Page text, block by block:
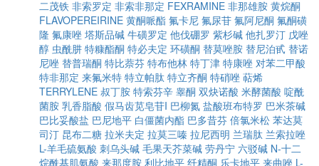
二茂铁 非索罗定 非索非那定 FEXRAMINE 非那雄胺 黄烷酮
FLAVOPEREIRINE 黄酮哌酯 氟卡尼 氟尿苷 氟阿尼酮 氟酮磺
隆 氟康唑 塔斯品碱 牛磺罗定 他伐硼罗 紫杉碱 他扎罗汀 戊唑
醇 虫酰肼 特糠酯酮 特必夫定 环磺酮 替莫唑胺 替尼泊甙 替诺
尼唑 替普瑞酮 特比萘芬 特布他林 特丁津 特康唑 对苯二甲酸
特非那定 来氟米特 特立帕肽 特立齐酮 特硝唑 萜烯
TERRYLENE 叔丁胺 特索芬辛 睾酮 双炔诺酸 米酵菌酸 啶酰
菌胺 乳香脂酸 假马齿苋皂苷I 巴柳氮 盐酸班布特罗 巴米茶碱
巴比妥酸盐 巴尼地平 白僵菌内酯 巴多昔芬 倍氯米松 苯达莫
司汀 昆布二糖 拉米夫定 拉莫三嗪 拉尼西明 兰瑞肽 兰索拉唑
L-羊毛硫氨酸 刺乌头碱 毛果天芥菜碱 劳丹宁 六驳碱 N-十二
烷酰基肌氨酸 来那度胺 利比地平 纤精酮 乐卡地平 来曲唑 L-